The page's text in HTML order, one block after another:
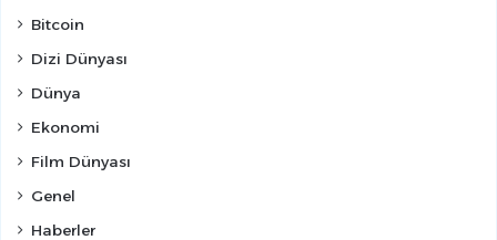
Bitcoin
Dizi Dünyası
Dünya
Ekonomi
Film Dünyası
Genel
Haberler